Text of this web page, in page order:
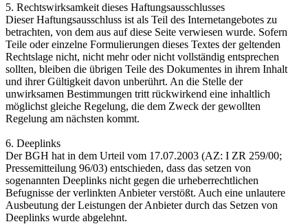
5. Rechtswirksamkeit dieses Haftungsausschlusses
Dieser Haftungsausschluss ist als Teil des Internetangebotes zu
betrachten, von dem aus auf diese Seite verwiesen wurde. Sofern
Teile oder einzelne Formulierungen dieses Textes der geltenden
Rechtslage nicht, nicht mehr oder nicht vollständig entsprechen
sollten, bleiben die übrigen Teile des Dokumentes in ihrem Inhalt
und ihrer Gültigkeit davon unberührt. An die Stelle der
unwirksamen Bestimmungen tritt rückwirkend eine inhaltlich
möglichst gleiche Regelung, die dem Zweck der gewollten
Regelung am nächsten kommt.
6. Deeplinks
Der BGH hat in dem Urteil vom 17.07.2003 (AZ: I ZR 259/00;
Pressemitteilung 96/03) entschieden, dass das setzen von
sogenannten Deeplinks nicht gegen die urheberrechtlichen
Befugnisse der verlinkten Anbieter verstößt. Auch eine unlautere
Ausbeutung der Leistungen der Anbieter durch das Setzen von
Deeplinks wurde abgelehnt.